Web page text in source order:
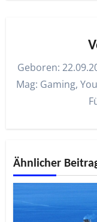
Geboren:
Mag: Gaming,
Ähnlicher